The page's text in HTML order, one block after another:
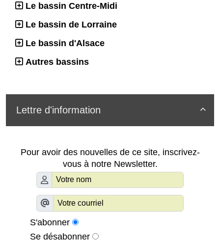
Le bassin Centre-Midi
Le bassin de Lorraine
Le bassin d'Alsace
Autres bassins

Lettre d'information
Pour avoir des nouvelles de ce site, inscrivez-
vous à notre Newsletter.
S'abonner
Se désabonner